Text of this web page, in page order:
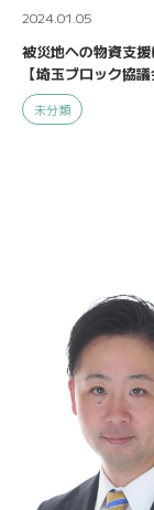
2024.01.05
被災地への物資支
【埼玉ブロック協議
未分類